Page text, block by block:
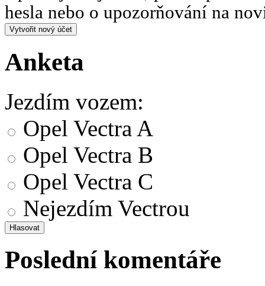
hesla nebo o upozorňování na
Anketa
Jezdím vozem:
Opel Vectra A
Opel Vectra B
Opel Vectra C
Nejezdím Vectrou
Poslední komentáře